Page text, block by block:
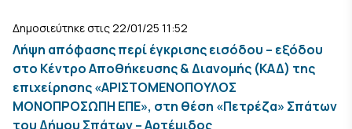
Δημοσιεύτηκε στις 22/01/25 11:52
Λήψη απόφασης περί έγκρισης εισόδου – εξόδου
στο Κέντρο Αποθήκευσης & Διανομής (ΚΑΔ) της
επιχείρησης «ΑΡΙΣΤΟΜΕΝΟΠΟΥΛΟΣ
ΜΟΝΟΠΡΟΣΩΠΗ ΕΠΕ», στη θέση «Πετρέζα» Σπάτων
του Δήμου Σπάτων – Αρτέμιδος